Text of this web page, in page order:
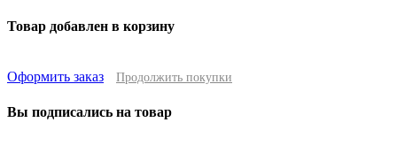
Товар добавлен в корзину
Оформить заказ Продолжить покупки
Вы подписались на товар